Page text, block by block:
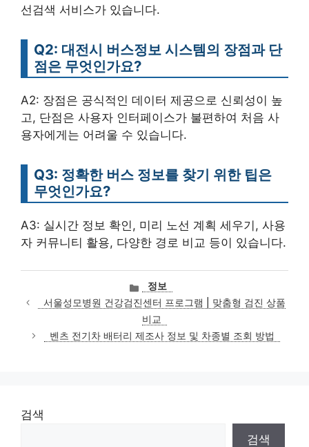
선검색 서비스가 있습니다.
Q2: 대전시 버스정보 시스템의 장점과 단
점은 무엇인가요?
A2: 장점은 공식적인 데이터 제공으로 신뢰성이 높
고, 단점은 사용자 인터페이스가 불편하여 처음 사
용자에게는 어려울 수 있습니다.
Q3: 정확한 버스 정보를 찾기 위한 팁은
무엇인가요?
A3: 실시간 정보 확인, 미리 노선 계획 세우기, 사용
자 커뮤니티 활용, 다양한 경로 비교 등이 있습니다.
카
테
고
리
정보
서울성모병원 건강검진센터 프로그램 | 맞춤형 검진 상품
비교
벤츠 전기차 배터리 제조사 정보 및 차종별 조회 방법
검색
검색